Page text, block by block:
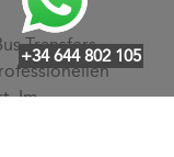
+34 644 802 105
Transfers,
Im